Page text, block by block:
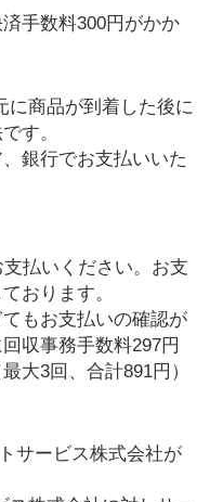
手数料300円がかか
に商品が到着した後に
す。
銀行でお支払いいた
払いください。お支
おります。
もお支払いの確認が
収事務手数料297円
大3回、合計891円）
サービス株式会社が